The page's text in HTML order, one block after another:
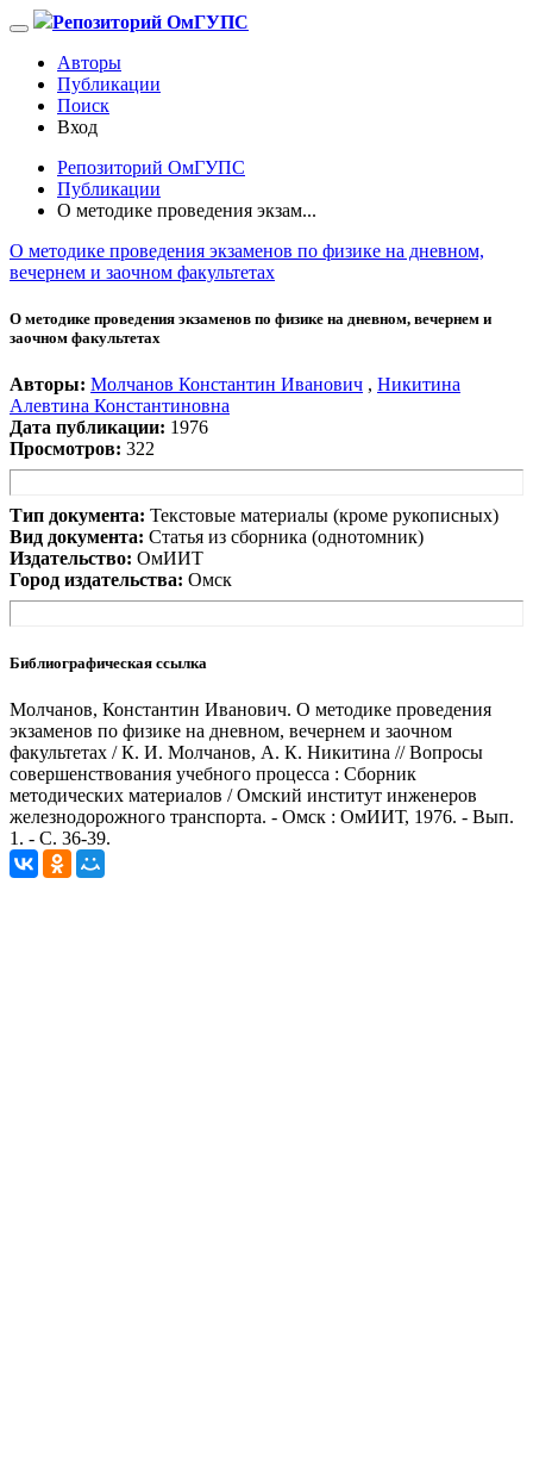
Репозиторий ОмГУПС
Авторы
Публикации
Поиск
Вход
Репозиторий ОмГУПС
Публикации
О методике проведения экзам...
О методике проведения экзаменов по физике на дневном,
вечернем и заочном факультетах
О методике проведения экзаменов по физике на дневном, вечернем и
заочном факультетах
Авторы: Молчанов Константин Иванович , Никитина
Алевтина Константиновна
Дата публикации: 1976
Просмотров: 322
Тип документа: Текстовые материалы (кроме рукописных)
Вид документа: Статья из сборника (однотомник)
Издательство: ОмИИТ
Город издательства: Омск
Библиографическая ссылка
Молчанов, Константин Иванович. О методике проведения
экзаменов по физике на дневном, вечернем и заочном
факультетах / К. И. Молчанов, А. К. Никитина // Вопросы
совершенствования учебного процесса : Сборник
методических материалов / Омский институт инженеров
железнодорожного транспорта. - Омск : ОмИИТ, 1976. - Вып.
1. - С. 36-39.